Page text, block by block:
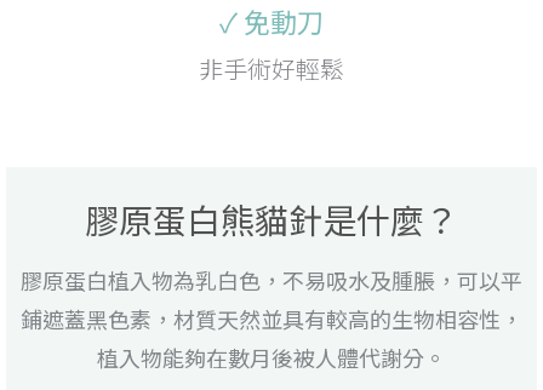
✓ 免動刀
非手術好輕鬆
膠原蛋白熊貓針是什麼？
膠原蛋白植入物為乳白色，不易吸水及腫脹，可以平
鋪遮蓋黑色素，材質天然並具有較高的生物相容性，
植入物能夠在數月後被人體代謝分。